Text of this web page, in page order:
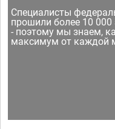
Специалисты
прошили более 10
- поэтому мы знаем,
максимум от каждой